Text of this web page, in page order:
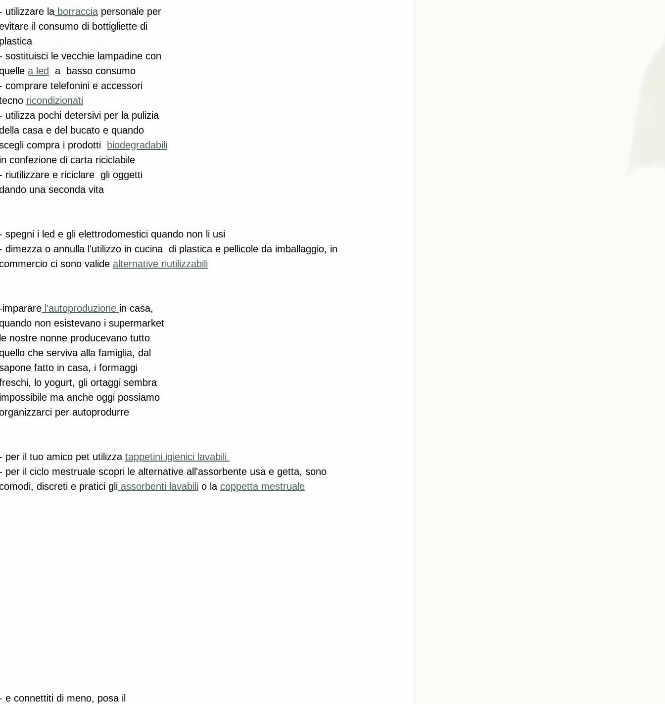
utilizzare la borraccia personale per
il consumo di bottigliette di
sostituisci le vecchie lampadine con
a led
  a  basso consumo
comprare telefonini e accessori
ricondizionati
utilizza pochi detersivi per la pulizia
casa e del bucato e quando
compra i prodotti
biodegradabili
confezione di carta riciclabile
riutilizzare e riciclare  gli oggetti
una seconda vita
spegni i led e gli elettrodomestici quando non li usi
dimezza o annulla l'utilizzo in cucina  di plastica e pellicole da imballaggio, in
ci sono valide alternative riutilizzabili
imparare l'autoproduzione in casa,
non esistevano i supermarket
nostre nonne producevano tutto
che serviva alla famiglia, dal
fatto in casa, i formaggi
lo yogurt, gli ortaggi sembra
ma anche oggi possiamo
per autoprodurre
per il tuo amico pet utilizza tappetini igienici lavabili
per il ciclo mestruale scopri le alternative all'assorbente usa e getta, sono
discreti e pratici gli assorbenti lavabili o la coppetta mestruale
e connettiti di meno, posa il